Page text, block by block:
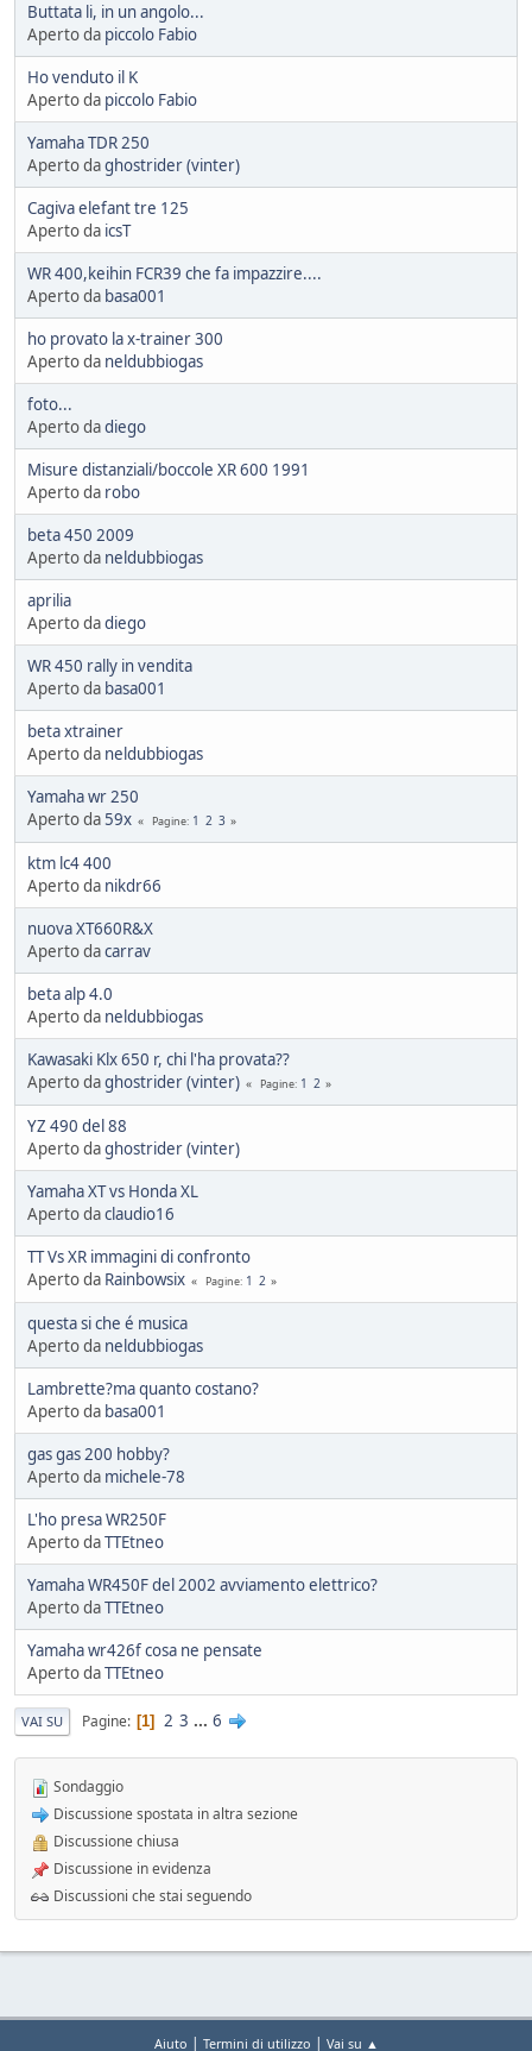
Buttata li, in un angolo...
Aperto da piccolo Fabio
Ho venduto il K
Aperto da piccolo Fabio
Yamaha TDR 250
Aperto daghostrider (vinter)
Cagiva elefant tre 125
Aperto da icsT
WR 400,keihin FCR39 che fa impazzire....
Aperto da basa001
ho provato la x-trainer 300
Aperto da neldubbiogas
foto...
Aperto dadiego
Misure distanziali/boccole XR 600 1991
Aperto da robo
beta 450 2009
Aperto da neldubbiogas
aprilia
Aperto dadiego
WR 450 rally in vendita
Aperto da basa001
beta xtrainer
Aperto da neldubbiogas
Yamaha wr 250
Aperto da59x Pagine 1 2 3
ktm lc4 400
Aperto da nikdr66
nuova XT660R&X
Aperto dacarrav
beta alp 4.0
Aperto da neldubbiogas
Kawasaki Klx 650 r, chi l'ha provata??
Aperto daghostrider (vinter) Pagine 1 2
YZ 490 del 88
Aperto daghostrider (vinter)
Yamaha XT vs Honda XL
Aperto daclaudio16
TT Vs XR immagini di confronto
Aperto da Rainbowsix Pagine 1 2
questa si che é musica
Aperto da neldubbiogas
Lambrette?ma quanto costano?
Aperto da basa001
gas gas 200 hobby?
Aperto da michele-78
L'ho presa WR250F
Aperto daTTEtneo
Yamaha WR450F del 2002 avviamento elettrico?
Aperto daTTEtneo
Yamaha wr426f cosa ne pensate
Aperto daTTEtneo
VAI SU Pagine 1 2 3 ... 6
Sondaggio
Discussione spostata in altra sezione
Discussione chiusa
Discussione in evidenza
Discussioni che stai seguendo
Aiuto | Termini di utilizzo | Vai su ▲